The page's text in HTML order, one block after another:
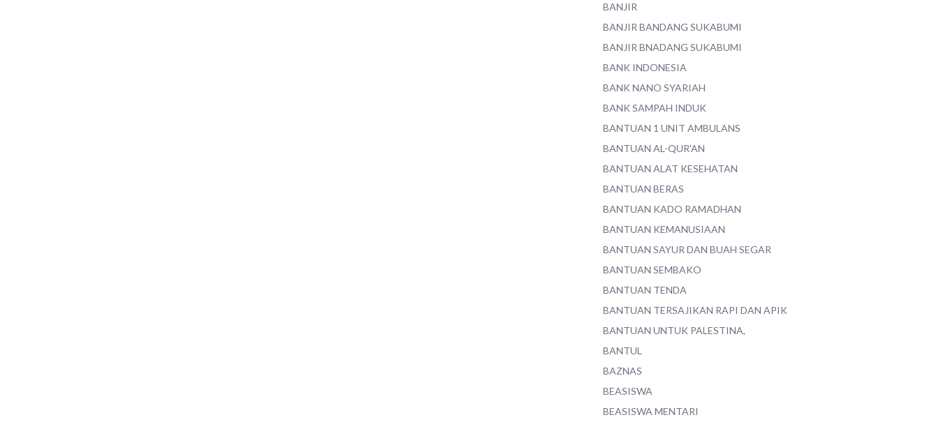
BANJIR
BANJIR BANDANG SUKABUMI
BANJIR BNADANG SUKABUMI
BANK INDONESIA
BANK NANO SYARIAH
BANK SAMPAH INDUK
BANTUAN 1 UNIT AMBULANS
BANTUAN AL-QUR'AN
BANTUAN ALAT KESEHATAN
BANTUAN BERAS
BANTUAN KADO RAMADHAN
BANTUAN KEMANUSIAAN
BANTUAN SAYUR DAN BUAH SEGAR
BANTUAN SEMBAKO
BANTUAN TENDA
BANTUAN TERSAJIKAN RAPI DAN APIK
BANTUAN UNTUK PALESTINA,
BANTUL
BAZNAS
BEASISWA
BEASISWA MENTARI